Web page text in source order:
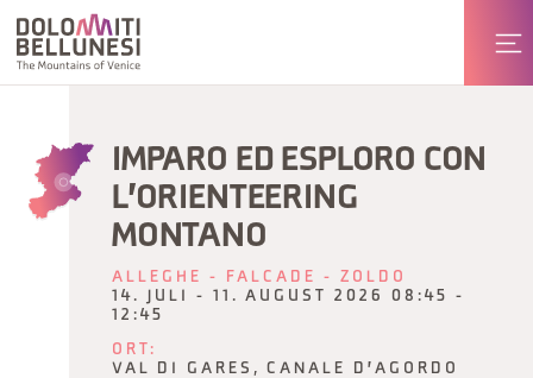
IMPARO ED ESPLORO CON
L'ORIENTEERING
MONTANO
ALLEGHE - FALCADE - ZOLDO
14. JULI - 11. AUGUST 2026 08:45 -
12:45
ORT:
VAL DI GARES, CANALE D'AGORDO